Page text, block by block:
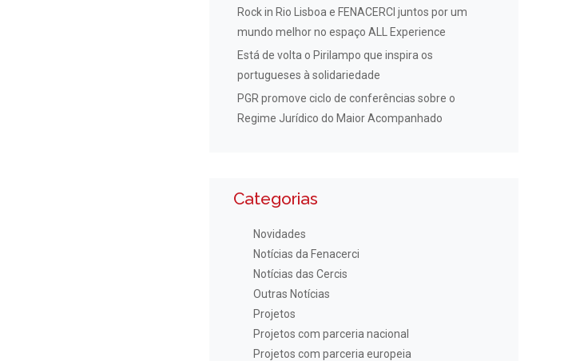
Rock in Rio Lisboa e FENACERCI juntos por um
mundo melhor no espaço ALL Experience
Está de volta o Pirilampo que inspira os
portugueses à solidariedade
PGR promove ciclo de conferências sobre o
Regime Jurídico do Maior Acompanhado
Categorias
Novidades
Notícias da Fenacerci
Notícias das Cercis
Outras Notícias
Projetos
Projetos com parceria nacional
Projetos com parceria europeia